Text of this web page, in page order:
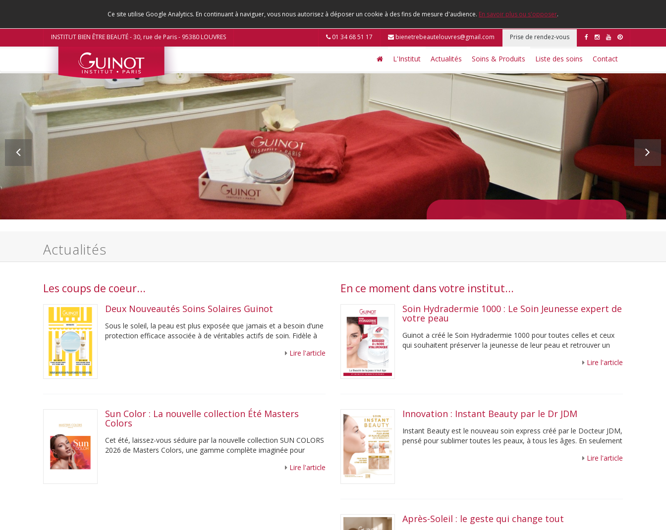
Ce site utilise Google Analytics. En continuant à naviguer, vous nous autorisez à déposer un cookie à des fins de mesure d'audience. En savoir plus ou s'opposer.
INSTITUT BIEN ÊTRE BEAUTÉ - 30, rue de Paris - 95380 LOUVRES 01 34 68 51 17 bienetrebeautelouvres@gmail.com Prise de rendez-vous
L'Institut Actualités Soins & Produits Liste des soins Contact
 
Actualités
Les coups de coeur...
Deux Nouveautés Soins Solaires Guinot
Sous le soleil, la peau est plus exposée que jamais et a besoin d’une
protection efficace associée à de véritables actifs de soin. Fidèle à
Lire l'article
Sun Color : La nouvelle collection Été Masters
Colors
Cet été, laissez-vous séduire par la nouvelle collection SUN COLORS
2026 de Masters Colors, une gamme complète imaginée pour
Lire l'article
En ce moment dans votre institut...
Soin Hydradermie 1000 : Le Soin Jeunesse expert de
votre peau
Guinot a créé le Soin Hydradermie 1000 pour toutes celles et ceux
qui souhaitent préserver la jeunesse de leur peau et retrouver un
Lire l'article
Innovation : Instant Beauty par le Dr JDM
Instant Beauty est le nouveau soin express créé par le Docteur JDM,
pensé pour sublimer toutes les peaux, à tous les âges. En seulement
Lire l'article
Après-Soleil : le geste qui change tout